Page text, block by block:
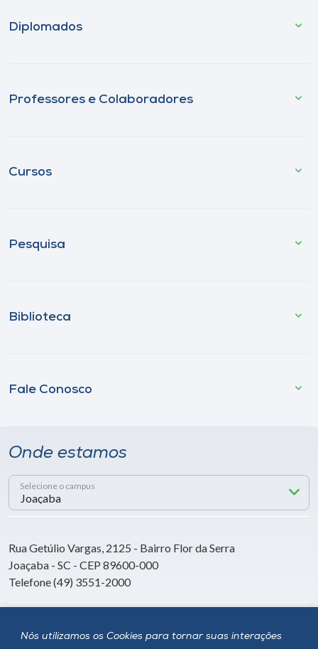
Nós utilizamos os Cookies para tornar suas interações
Diplomados
Professores e Colaboradores
Cursos
Pesquisa
Biblioteca
Fale Conosco
Onde estamos
Selecione o campus
Rua Getúlio Vargas, 2125 - Bairro Flor da Serra
Joaçaba - SC - CEP 89600-000
Telefone (49) 3551-2000
Siga a Unoesc